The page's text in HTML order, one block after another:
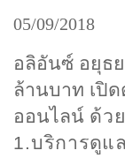
05/09/2018
อลิอันซ์ อยุธ
ล้านบาท เปิ
ออนไลน์ ด้ว
1.บริการดูแ